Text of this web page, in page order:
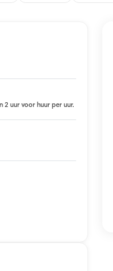
2 uur voor huur per uur.